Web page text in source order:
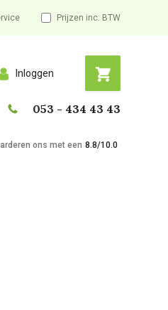
Prijzen inc. BTW
Inloggen
053 - 434 43 43
ons met een 8.8/10.0